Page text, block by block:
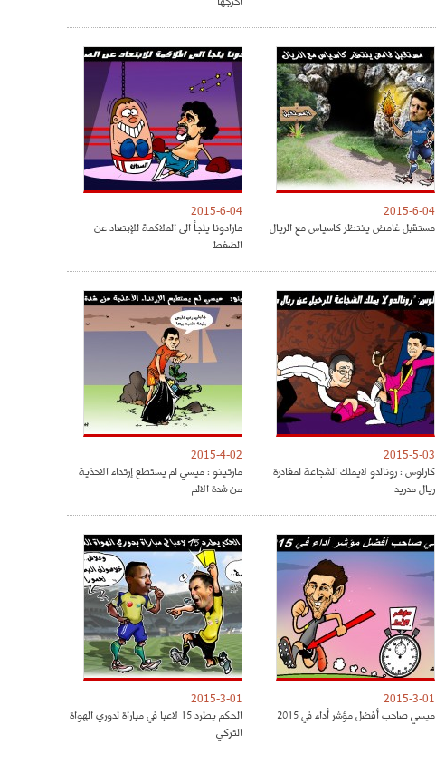
2015-6-04
مستقبل غامض ينتظر كاسياس مع الريال
2015-6-04
مارادونا يلجأ الى الملاكمة للإبتعاد عن
الضغط
2015-5-03
كارلوس : رونالدو لايملك الشجاعة لمغادرة
ريال مدريد
2015-4-02
مارتينو : ميسي لم يستطع إرتداء الاحذية
من شدة الالم
2015-3-01
ميسي صاحب أفضل مؤشر أداء في 2015
2015-3-01
الحكم يطرد 15 لاعبا في مباراة لدوري الهواة
التركي